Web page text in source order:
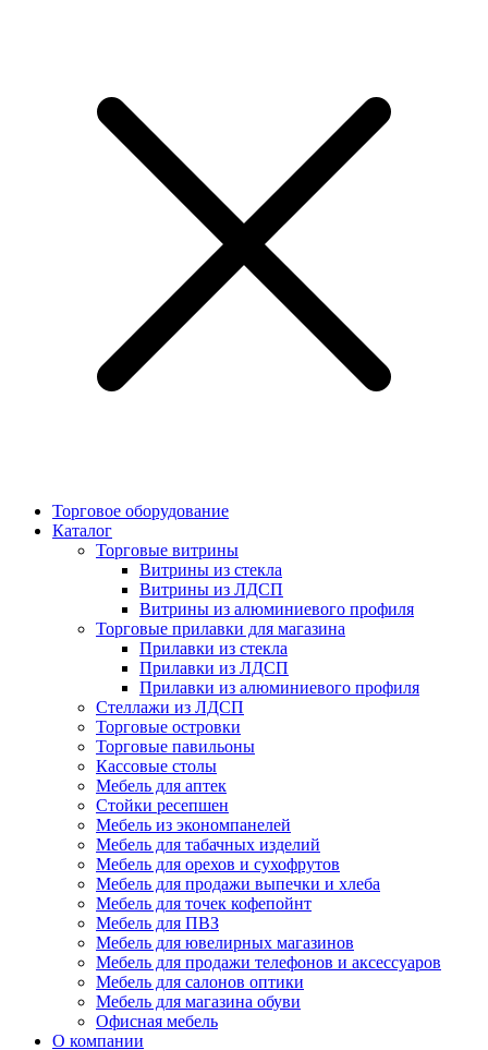
Торговое оборудование
Каталог
Торговые витрины
Витрины из cтекла
Витрины из ЛДСП
Витрины из алюминиевого профиля
Торговые прилавки для магазина
Прилавки из стекла
Прилавки из ЛДСП
Прилавки из алюминиевого профиля
Стеллажи из ЛДСП
Торговые островки
Торговые павильоны
Кассовые столы
Мебель для аптек
Стойки ресепшен
Мебель из экономпанелей
Мебель для табачных изделий
Мебель для орехов и сухофрутов
Мебель для продажи выпечки и хлеба
Мебель для точек кофепойнт
Мебель для ПВЗ
Мебель для ювелирных магазинов
Мебель для продажи телефонов и аксессуаров
Мебель для салонов оптики
Мебель для магазина обуви
Офисная мебель
О компании